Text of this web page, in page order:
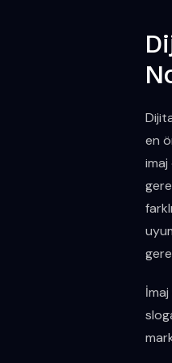
en
imaj